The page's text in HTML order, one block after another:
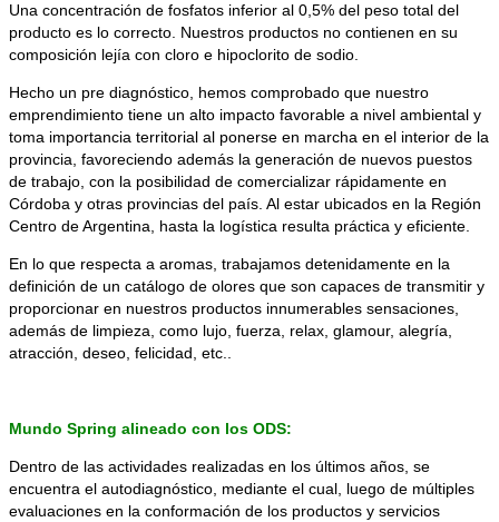
Una concentración de fosfatos inferior al 0,5% del peso total del
producto es lo correcto. Nuestros productos no contienen en su
composición lejía con cloro e hipoclorito de sodio.
Hecho un pre diagnóstico, hemos comprobado que nuestro
emprendimiento tiene un alto impacto favorable a nivel ambiental y
toma importancia territorial al ponerse en marcha en el interior de la
provincia, favoreciendo además la generación de nuevos puestos
de trabajo, con la posibilidad de comercializar rápidamente en
Córdoba y otras provincias del país. Al estar ubicados en la Región
Centro de Argentina, hasta la logística resulta práctica y eficiente.
En lo que respecta a aromas, trabajamos detenidamente en la
definición de un catálogo de olores que son capaces de transmitir y
proporcionar en nuestros productos innumerables sensaciones,
además de limpieza, como lujo, fuerza, relax, glamour, alegría,
atracción, deseo, felicidad, etc..
Mundo Spring alineado con los ODS:
Dentro de las actividades realizadas en los últimos años, se
encuentra el autodiagnóstico, mediante el cual, luego de múltiples
evaluaciones en la conformación de los productos y servicios